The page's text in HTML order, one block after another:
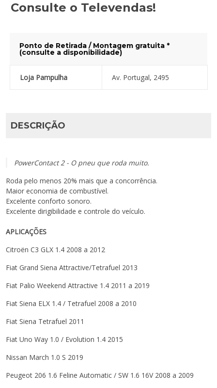
Consulte o Televendas!
Ponto de Retirada / Montagem gratuita *
(consulte a disponibilidade)
Loja Pampulha Av. Portugal, 2495
DESCRIÇÃO
PowerContact 2 - O pneu que roda muito.
Roda pelo menos 20% mais que a concorrência.
Maior economia de combustível.
Excelente conforto sonoro.
Excelente dirigibilidade e controle do veículo.
APLICAÇÕES
Citroën C3 GLX 1.4 2008 a 2012
Fiat Grand Siena Attractive/Tetrafuel 2013
Fiat Palio Weekend Attractive 1.4 2011 a 2019
Fiat Siena ELX 1.4 / Tetrafuel 2008 a 2010
Fiat Siena Tetrafuel 2011
Fiat Uno Way 1.0 / Evolution 1.4 2015
Nissan March 1.0 S 2019
Peugeot 206 1.6 Feline Automatic / SW 1.6 16V 2008 a 2009